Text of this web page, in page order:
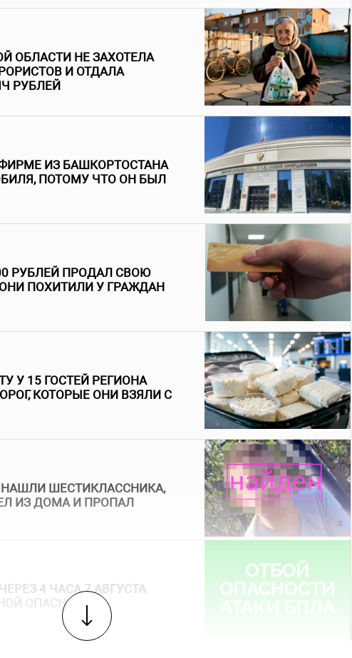
ОБЛАСТИ НЕ ЗАХОТЕЛА
И ОТДАЛА
РУБЛЕЙ
ИЗ БАШКОРТОСТАНА
ПОТОМУ ЧТО ОН БЫЛ
РУБЛЕЙ ПРОДАЛ СВОЮ
ПОХИТИЛИ У ГРАЖДАН
У 15 ГОСТЕЙ РЕГИОНА
КОТОРЫЕ ОНИ ВЗЯЛИ С
НАШЛИ ШЕСТИКЛАССНИКА,
ИЗ ДОМА И ПРОПАЛ
4 ЧАСА 7 АВГУСТА
ОПАСНОСТИ